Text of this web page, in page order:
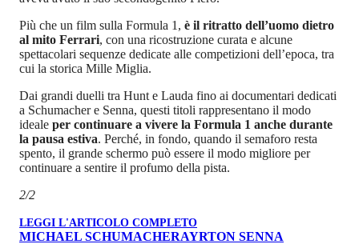
Più che un film sulla Formula 1, è il ritratto dell’uomo dietro
al mito Ferrari, con una ricostruzione curata e alcune
spettacolari sequenze dedicate alle competizioni dell’epoca, tra
cui la storica Mille Miglia.
Dai grandi duelli tra Hunt e Lauda fino ai documentari dedicati
a Schumacher e Senna, questi titoli rappresentano il modo
ideale per continuare a vivere la Formula 1 anche durante
la pausa estiva. Perché, in fondo, quando il semaforo resta
spento, il grande schermo può essere il modo migliore per
continuare a sentire il profumo della pista.
2/2
LEGGI L'ARTICOLO COMPLETO
MICHAEL SCHUMACHERAYRTON SENNA